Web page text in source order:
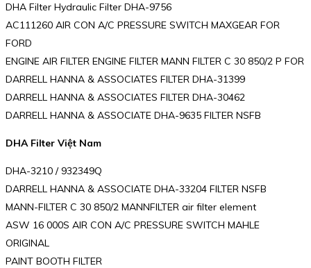
DHA Filter Hydraulic Filter DHA-9756
AC111260 AIR CON A/C PRESSURE SWITCH MAXGEAR FOR
FORD
ENGINE AIR FILTER ENGINE FILTER MANN FILTER C 30 850/2 P FOR
DARRELL HANNA & ASSOCIATES FILTER DHA-31399
DARRELL HANNA & ASSOCIATES FILTER DHA-30462
DARRELL HANNA & ASSOCIATE DHA-9635 FILTER NSFB
DHA Filter Việt Nam
DHA-3210 / 932349Q
DARRELL HANNA & ASSOCIATE DHA-33204 FILTER NSFB
MANN-FILTER C 30 850/2 MANNFILTER air filter element
ASW 16 000S AIR CON A/C PRESSURE SWITCH MAHLE
ORIGINAL
PAINT BOOTH FILTER